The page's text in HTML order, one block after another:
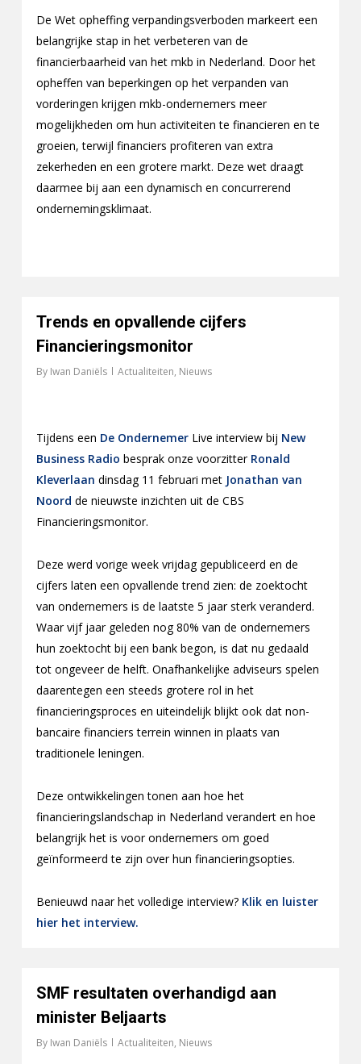
De Wet opheffing verpandingsverboden markeert een
belangrijke stap in het verbeteren van de
financierbaarheid van het mkb in Nederland. Door het
opheffen van beperkingen op het verpanden van
vorderingen krijgen mkb-ondernemers meer
mogelijkheden om hun activiteiten te financieren en te
groeien, terwijl financiers profiteren van extra
zekerheden en een grotere markt. Deze wet draagt
daarmee bij aan een dynamisch en concurrerend
ondernemingsklimaat.
Trends en opvallende cijfers
Financieringsmonitor
By Iwan Daniëls Actualiteiten, Nieuws
Tijdens een De Ondernemer Live interview bij New
Business Radio besprak onze voorzitter Ronald
Kleverlaan dinsdag 11 februari met Jonathan van
Noord de nieuwste inzichten uit de CBS
Financieringsmonitor.
Deze werd vorige week vrijdag gepubliceerd en de
cijfers laten een opvallende trend zien: de zoektocht
van ondernemers is de laatste 5 jaar sterk veranderd.
Waar vijf jaar geleden nog 80% van de ondernemers
hun zoektocht bij een bank begon, is dat nu gedaald
tot ongeveer de helft. Onafhankelijke adviseurs spelen
daarentegen een steeds grotere rol in het
financieringsproces en uiteindelijk blijkt ook dat non-
bancaire financiers terrein winnen in plaats van
traditionele leningen.
Deze ontwikkelingen tonen aan hoe het
financieringslandschap in Nederland verandert en hoe
belangrijk het is voor ondernemers om goed
geïnformeerd te zijn over hun financieringsopties.
Benieuwd naar het volledige interview? Klik en luister
hier het interview.
SMF resultaten overhandigd aan
minister Beljaarts
By Iwan Daniëls Actualiteiten, Nieuws